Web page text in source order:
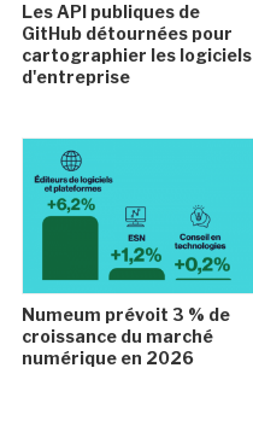
Les API publiques de
GitHub détournées pour
cartographier les logiciels
d'entreprise
Numeum prévoit 3 % de
croissance du marché
numérique en 2026